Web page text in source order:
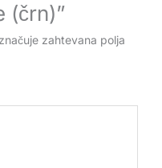
(črn)”
zahtevana polja